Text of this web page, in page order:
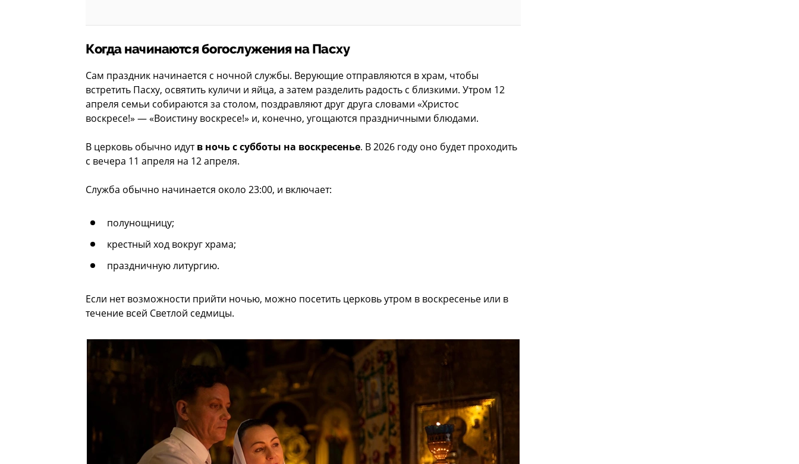
Когда начинаются богослужения на Пасху
Сам праздник начинается с ночной службы. Верующие отправляются в храм, чтобы
встретить Пасху, освятить куличи и яйца, а затем разделить радость с близкими. Утром 12
апреля семьи собираются за столом, поздравляют друг друга словами «Христос
воскресе!» — «Воистину воскресе!» и, конечно, угощаются праздничными блюдами.
В церковь обычно идутв ночь с субботы на воскресенье. В 2026 году оно будет проходить
с вечера 11 апреля на 12 апреля.
Служба обычно начинается около 23:00, и включает:
полунощницу;
крестный ход вокруг храма;
праздничную литургию.
Если нет возможности прийти ночью, можно посетить церковь утром в воскресенье или в
течение всей Светлой седмицы.